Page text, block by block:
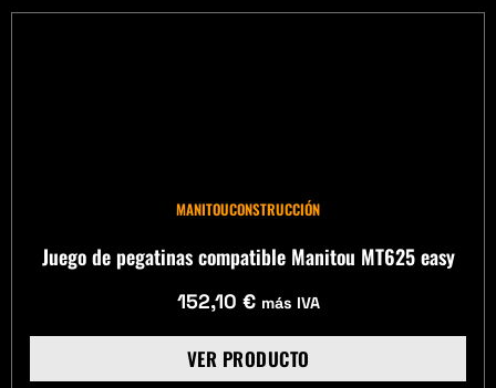
MANITOUCONSTRUCCIÓN
Juego de pegatinas compatible Manitou MT625 easy
152,10 € más IVA
VER PRODUCTO